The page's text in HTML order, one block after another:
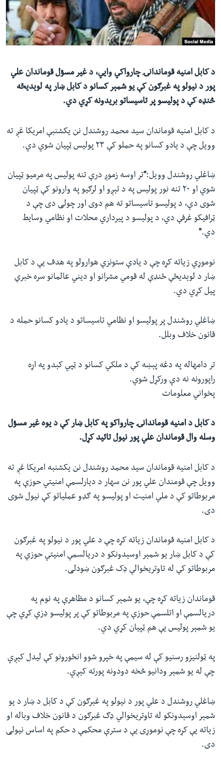
لټون
ځای
شئ
له مونږ سره په تماس کې پاتې شئ
ژبې
د کابل امنیه قوماندانۍ چارواکي وايي، د غیر مسؤل قوماندان علي
پور د نیولو په غبرګون کې یو شمېر کسانو د کابل ښار په لوېدیځه
څنډه کې د پولیسو پر تاسیساتو بریدونه کړي دي.
د کابل امنیه قوماندان سید محمد روشندل نن یکشنبې امریکا غږ ته
وویل چې د یادو کسانو په حملو کې ۲۳ پولیس ټپیان شوي‌ دي.
ښاغلي روشندل وویل:"تر اوسه زموږ درې تنه پولیس په مرمیو ټپیان
شوي‌ او ۲۰ تنه نور پولیس په د تېږو او لرګیو په وارونو کې ټپیان
شوی دي، د پولیسو تاسیساتو ته هم دوی اور چولی دی چې د
ټرافیکو غرفې دي، د پولیسو د پیرداري محلات او نظامي وسایط
دي."
نوموړي زیاته کړه چې د یادې ستونزې هوارولو په هدف یې د کابل
ښار د لوېدیځې ځنډې له قومي مشرانو او دیني عالمانو سره خبرې
پیل کړي دي.
ښاغلي روشندل پر پولیسو او نظامي تاسیساتو د یادو کسانو حمله د
قانون خلاف وبلل.
تر دامهاله په دغه پېښه کې د ملکي کسانو د ټپي کېدو په اړه
راپورونه نه دي ورکړل شوي.
پخواني معلومات
د کابل د امنیه قوماندانۍ چارواکو په کابل ښار کې د یوه غیر مسؤل
وسله وال قوماندان علي پور نیول تائید کړل.
د کابل امنیه قوماندان سید محمد روشندل نن یکشنبه امریکا غږ ته
وویل چې قومندان علي پور نن سهار د دیارلسمې امنیتي حوزې په
مربوطاتو کې د ملي امنیت او پولیسو په ګډو عملیاتو کې نیول شوی
دی.
د کابل امنیه قوماندان زیاته کړه چې د علي پور د نیولو په غبرګون
کې د کابل ښار یو شمېر اوسېدونکو د دریالسمې امنیتي حوزې په
مربوطاتو کې له تاوتریخوالې ډک غبرګون ښودلی.
قوماندان زیاته کړه چې، یو شمېر کسانو د مظاهرې په نوم په
دریالسمې او اتلسمې حوزې په مربوطاتو کې پر پولیسو ډزې کړي چې
یو شمېر پولیس یې هم ټپیان کړي‌ دي.
په ټولنیزو رسنیو کې له سیمې په خپرو شوو انځورونو کې لیدل کېږي
چې له یو شمېر ودانیو څخه دودونه پورته کېږي.
ښاغلي‌ روشندل د علي پور د نیولو په غبرګون کې د کابل د ښار د یو
شمېر اوسېدونکو له تاوتریخوالي ډګ غبرګون د قانون خلاف وباله او
زیاته یې کړه چې نوموړی یې د سترې محکمې د حکم په اساس نیولی
دی.